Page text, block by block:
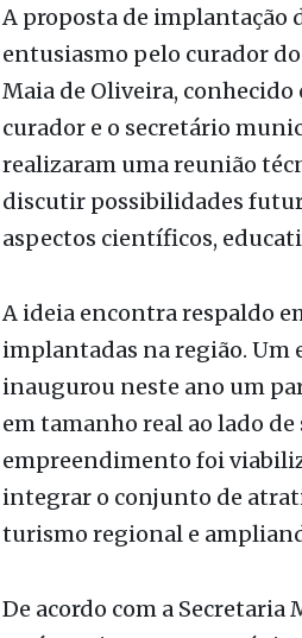
museu e de seu entorno.
A proposta de implantação
entusiasmo pelo curador
Maia de Oliveira, conhecido
curador e o secretário
realizaram uma reunião
aspectos científicos,
A ideia encontra respaldo
implantadas na região. Um
inaugurou neste ano um
em tamanho real ao lado
empreendimento foi
turismo regional e